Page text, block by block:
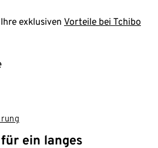
exklusiven Vorteile bei Tchibo
ein langes